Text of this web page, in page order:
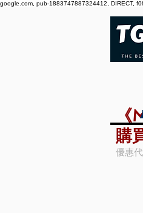
google.com, pub-1883747887324412, DIRECT,
購
優惠